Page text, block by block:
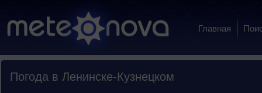
Главная
Погода в Ленинске-Кузнецком